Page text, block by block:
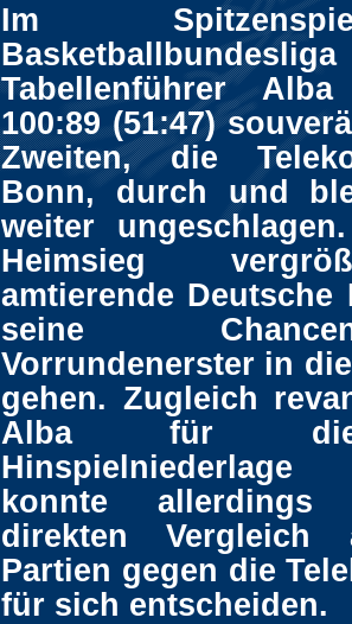
Im
Tabellenführer
100:89 (51:47)
Zweiten, die
Bonn, durch und
weiter
Heimsieg
amtierende Deutsche
seine
Vorrundenerster in
gehen. Zugleich
Alba für die
konnte
direkten Vergleich
Partien gegen die
für sich entscheiden.